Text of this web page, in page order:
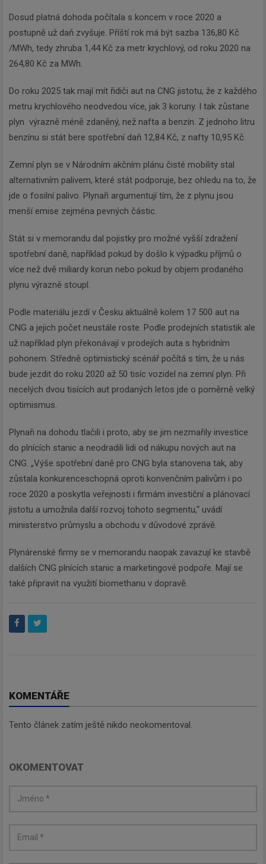
Dosud platná dohoda počítala s koncem v roce 2020 a
postupně už daň zvyšuje. Příští rok má být sazba 136,80 Kč
/MWh, tedy zhruba 1,44 Kč za metr krychlový, od roku 2020 na
264,80 Kč za MWh.
Do roku 2025 tak mají mít řidiči aut na CNG jistotu, že z každého
metru krychlového neodvedou více, jak 3 koruny. I tak zůstane
plyn výrazně méně zdaněný, než nafta a benzín. Z jednoho litru
benzínu si stát bere spotřební daň 12,84 Kč, z nafty 10,95 Kč.
Zemní plyn se v Národním akčním plánu čisté mobility stal
alternativním palivem, které stát podporuje, bez ohledu na to, že
jde o fosilní palivo. Plynaři argumentují tím, že z plynu jsou
menší emise zejména pevných částic.
Stát si v memorandu dal pojistky pro možné vyšší zdražení
spotřební daně, například pokud by došlo k výpadku příjmů o
více než dvě miliardy korun nebo pokud by objem prodaného
plynu výrazně stoupl.
Podle materiálu jezdí v Česku aktuálně kolem 17 500 aut na
CNG a jejich počet neustále roste. Podle prodejních statistik ale
už například plyn překonávají v prodejích auta s hybridním
pohonem. Středně optimistický scénář počítá s tím, že u nás
bude jezdit do roku 2020 až 50 tisíc vozidel na zemní plyn. Při
necelých dvou tisících aut prodaných letos jde o poměrně velký
optimismus.
Plynaři na dohodu tlačili i proto, aby se jim nezmařily investice
do plnících stanic a neodradili lidi od nákupu nových aut na
CNG. „Výše spotřební daně pro CNG byla stanovena tak, aby
zůstala konkurenceschopná oproti konvenčním palivům i po
roce 2020 a poskytla veřejnosti i firmám investiční a plánovací
jistotu a umožnila další rozvoj tohoto segmentu,“ uvádí
ministerstvo průmyslu a obchodu v důvodové zprávě.
Plynárenské firmy se v memorandu naopak zavazují ke stavbě
dalších CNG plnících stanic a marketingové podpoře. Mají se
také připravit na využití biomethanu v dopravě.
KOMENTÁŘE
Tento článek zatím ještě nikdo neokomentoval.
OKOMENTOVAT